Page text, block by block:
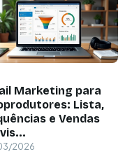
Marketing para
Lista,
e Vendas
2026